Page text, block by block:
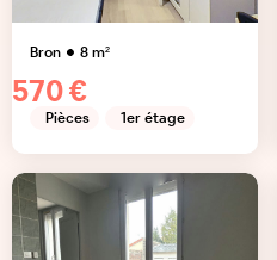
Bron 8m²
570 €
Pièces 1er étage